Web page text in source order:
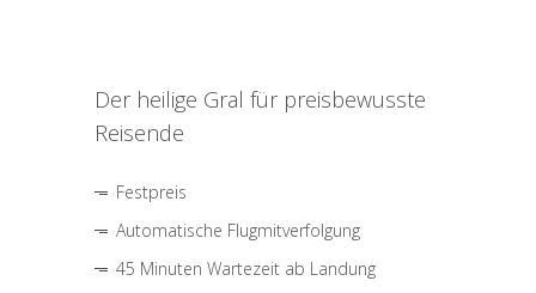
Der heilige Gral für preisbewusste
Reisende
Festpreis
Automatische Flugmitverfolgung
45 Minuten Wartezeit ab Landung